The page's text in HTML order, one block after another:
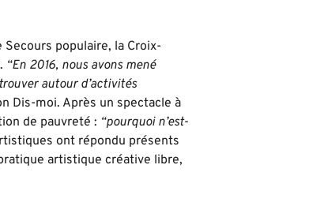
populaire, la Croix-
“En 2016, nous avons mené
autour d’activités
Dis-moi. Après un spectacle à
de pauvreté : “pourquoi n’est-
ont répondu présents
artistique créative libre,